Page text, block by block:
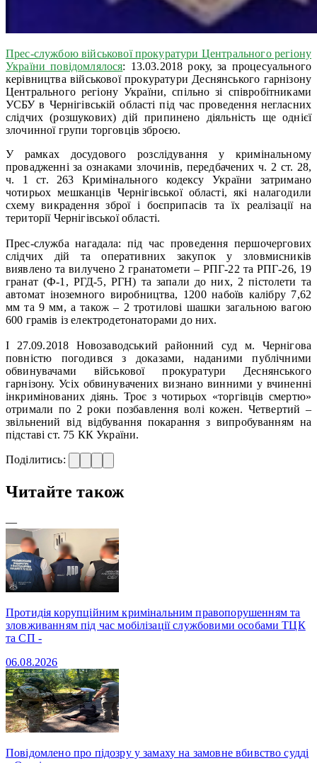
Прес-службою військової прокуратури Центрального регіону
України повідомлялося: 13.03.2018 року, за процесуального
керівництва військової прокуратури Деснянського гарнізону
Центрального регіону України, спільно зі співробітниками
УСБУ в Чернігівській області під час проведення негласних
слідчих (розшукових) дій припинено діяльність ще однієї
злочинної групи торговців зброєю.
У рамках досудового розслідування у кримінальному
провадженні за ознаками злочинів, передбачених ч. 2 ст. 28,
ч. 1 ст. 263 Кримінального кодексу України затримано
чотирьох мешканців Чернігівської області, які налагодили
схему викрадення зброї і боєприпасів та їх реалізації на
території Чернігівської області.
Прес-служба нагадала: під час проведення першочергових
слідчих дій та оперативних закупок у зловмисників
виявлено та вилучено 2 гранатомети – РПГ-22 та РПГ-26, 19
гранат (Ф-1, РГД-5, РГН) та запали до них, 2 пістолети та
автомат іноземного виробництва, 1200 набоїв калібру 7,62
мм та 9 мм, а також – 2 тротилові шашки загальною вагою
600 грамів із електродетонаторами до них.
I 27.09.2018 Новозаводський районний суд м. Чернігова
повністю погодився з доказами, наданими публічними
обвинувачами військової прокуратури Деснянського
гарнізону. Усіх обвинувачених визнано винними у вчиненні
інкримінованих діянь. Троє з чотирьох «торгівців смертю»
отримали по 2 роки позбавлення волі кожен. Четвертий –
звільнений від відбування покарання з випробуванням на
підставі ст. 75 КК України.
Поділитись:
Читайте також
—
Протидія корупційним кримінальним правопорушенням та
зловживанням під час мобілізації службовими особами ТЦК
та СП -
06.08.2026
Повідомлено про підозру у замаху на замовне вбивство судді